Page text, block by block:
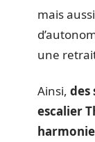
mais
une
Ainsi, des
escalier